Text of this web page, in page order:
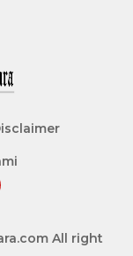
All right